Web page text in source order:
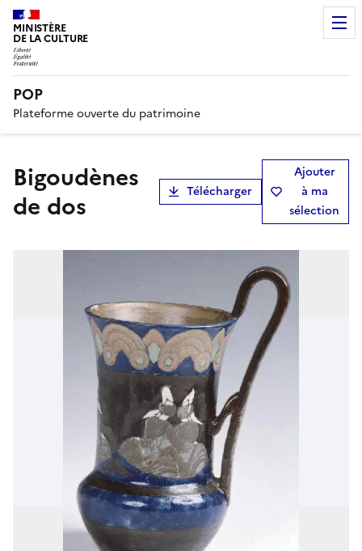
MINISTÈRE
DE LA CULTURE
POP
Plateforme ouverte du patrimoine
Bigoudènes
de dos
Télécharger
Ajouter
à ma
sélection